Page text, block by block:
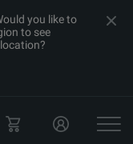
you like to
to see